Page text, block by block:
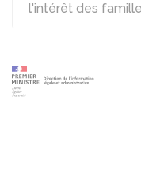
l'intérêt des